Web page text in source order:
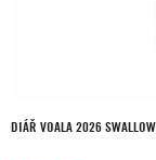
DIÁŘ VOALA 2026